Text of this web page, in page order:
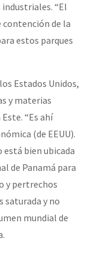
“El
de la
estos parques
Estados Unidos,
y materias
“Es ahí
(de EEUU).
bien ubicada
de Panamá para
y pertrechos
saturada y no
mundial de